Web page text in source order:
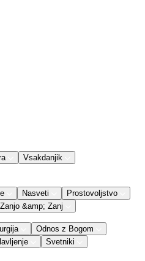
Vsakdanjik
Nasveti
Prostovoljstvo
Zanjo &amp; Zanj
Odnos z Bogom
Svetniki